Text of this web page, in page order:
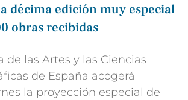
décima edición muy especial
obras recibidas
de las Artes y las Ciencias
de España acogerá
la proyección especial de